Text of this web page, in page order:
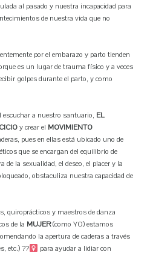
al pasado y nuestra incapacidad para
de nuestra vida que no
por el embarazo y parto tienden
es un lugar de trauma físico y a veces
golpes durante el parto, y como
a nuestro santuario, EL
y crear el MOVIMIENTO
pues en ellas está ubicado uno de
que se encargan del equilibrio de
de la sexualidad, el deseo, el placer y la
obstaculiza nuestra capacidad de
quiroprácticos y maestros de danza
de la MUJER(como YO) estamos
la apertura de caderas a través
etc.) ??‍
para ayudar a lidiar con